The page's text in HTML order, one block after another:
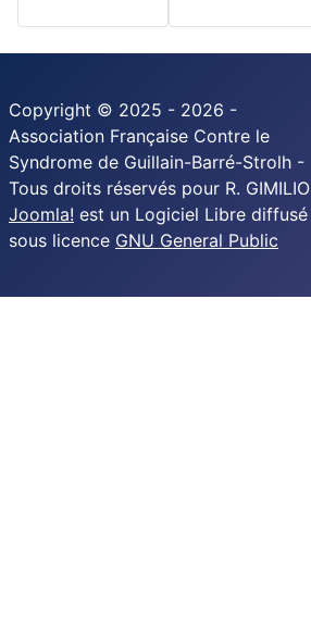
Copyright © 2025 - 2026 -
Association Française Contre le
Syndrome de Guillain-Barré-Strolh -
Tous droits réservés pour R. GIMILIO
Joomla! est un Logiciel Libre diffusé
sous licence GNU General Public